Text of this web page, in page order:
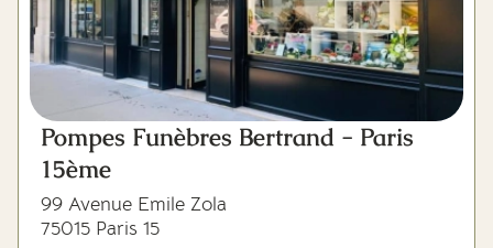
Pompes Funèbres Bertrand - Paris
15ème
99 Avenue Emile Zola
75015 Paris 15